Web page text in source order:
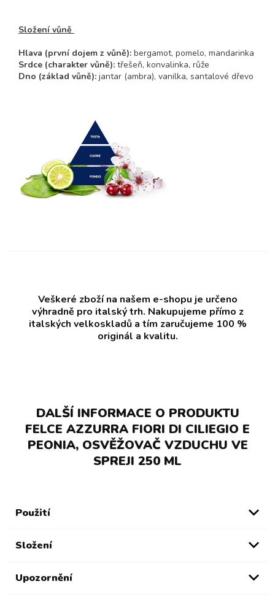
Složení vůně
Hlava (první dojem z vůně): bergamot, pomelo, mandarinka
Srdce (charakter vůně): třešeň, konvalinka, růže
Dno (základ vůně): jantar (ambra), vanilka, santalové dřevo
Veškeré zboží na našem e-shopu je určeno
výhradně pro italský trh. Nakupujeme přímo z
italských velkoskladů a tím zaručujeme 100 %
originál a kvalitu.
DALŠÍ INFORMACE O PRODUKTU
FELCE AZZURRA FIORI DI CILIEGIO E
PEONIA, OSVĚŽOVAČ VZDUCHU VE
SPREJI 250 ML
Použití
Složení
Upozornění